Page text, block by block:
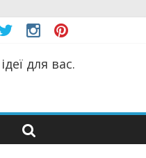
для вас.